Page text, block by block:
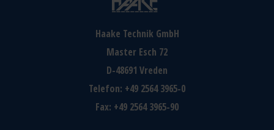
Haake Technik GmbH
Master Esch 72
D-48691 Vreden
Telefon: +49 2564 3965-0
Fax: +49 2564 3965-90